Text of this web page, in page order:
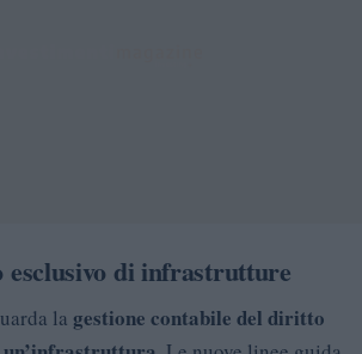
esclusivo di infrastrutture
la gestione contabile del diritto